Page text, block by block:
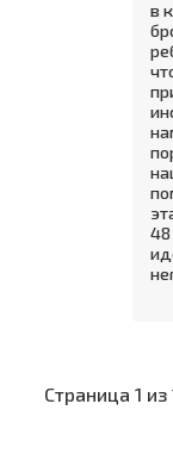
в
48
Страница 1 из